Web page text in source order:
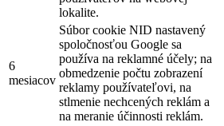
lokalite.
6
mesiacov
Súbor cookie NID nastavený
spoločnosťou Google sa
používa na reklamné účely; na
obmedzenie počtu zobrazení
reklamy používateľovi, na
stlmenie nechcených reklám a
na meranie účinnosti reklám.